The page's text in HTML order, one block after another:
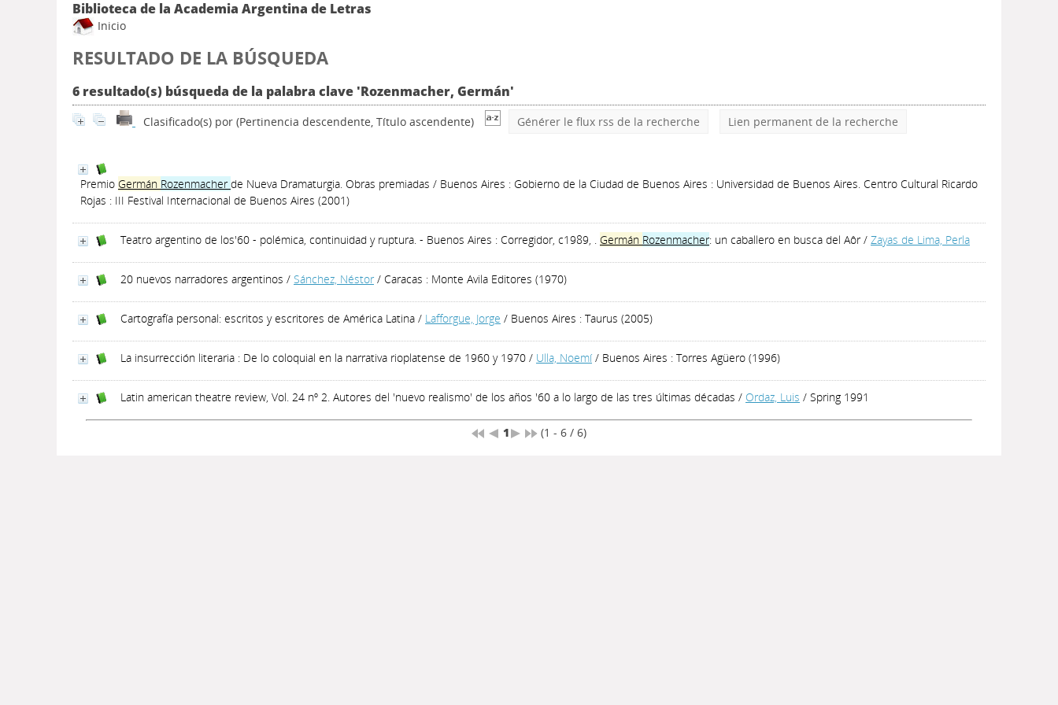
Biblioteca de la Academia Argentina de Letras
Inicio
RESULTADO DE LA BÚSQUEDA
6 resultado(s) búsqueda de la palabra clave 'Rozenmacher, Germán'
Clasificado(s) por (Pertinencia descendente, Título ascendente) Générer le flux rss de la recherche Lien permanent de la recherche
Premio Germán Rozenmacherde Nueva Dramaturgia. Obras premiadas / Buenos Aires : Gobierno de la Ciudad de Buenos Aires : Universidad de Buenos Aires. Centro Cultural Ricardo
Rojas : III Festival Internacional de Buenos Aires (2001)
Teatro argentino de los'60 - polémica, continuidad y ruptura. - Buenos Aires : Corregidor, c1989, . Germán Rozenmacher: un caballero en busca del Aôr/ Zayas de Lima, Perla
20 nuevos narradores argentinos / Sánchez, Néstor / Caracas : Monte Avila Editores (1970)
Cartografía personal: escritos y escritores de América Latina / Lafforgue, Jorge / Buenos Aires : Taurus (2005)
La insurrección literaria : De lo coloquial en la narrativa rioplatense de 1960 y 1970 / Ulla, Noemí / Buenos Aires : Torres Agüero (1996)
Latin american theatre review, Vol. 24 nº 2. Autores del 'nuevo realismo' de los años '60 a lo largo de las tres últimas décadas / Ordaz, Luis / Spring 1991
1 (1 - 6 / 6)